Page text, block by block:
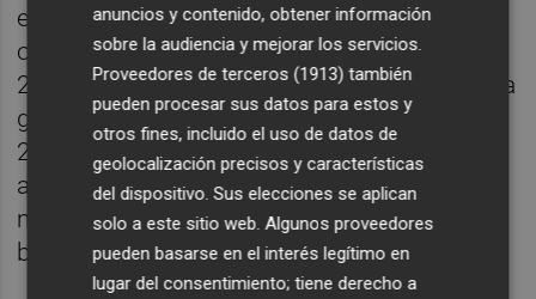
en vertederos sin las autorizaciones
obligatorias. Se han documentado cerca de
2.800 traslados entre diferentes puntos de la
geografía española, traducido en más de
200.000 toneladas de residuos sin tratar
adecuadamente, mezclando residuos
metales, plásticos, lodos, pinturas y hasta
barnices.
anuncios y contenido, obtener información
sobre la audiencia y mejorar los servicios.
Proveedores de terceros (1913) también
pueden procesar sus datos para estos y
otros fines, incluido el uso de datos de
geolocalización precisos y características
del dispositivo. Sus elecciones se aplican
solo a este sitio web. Algunos proveedores
pueden basarse en el interés legítimo en
lugar del consentimiento; tiene derecho a